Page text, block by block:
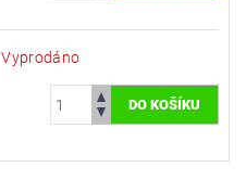
Vyprodáno